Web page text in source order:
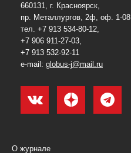
660131, г. Красноярск,
пр. Металлургов, 2ф, оф. 1-08
тел. +7 913 534-80-12,
+7 906 911-27-03,
+7 913 532-92-11
e-mail: globus-j@mail.ru
О журнале